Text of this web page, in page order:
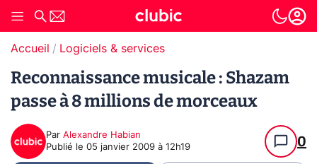
Accueil Logiciels & services
Reconnaissance musicale : Shazam
passe à 8 millions de morceaux
Par Alexandre Habian
Publié le 05 janvier 2009 à 12h19 0